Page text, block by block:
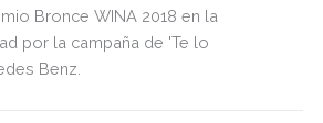
Bronce WINA 2018 en la
por la campaña de 'Te lo
Benz.